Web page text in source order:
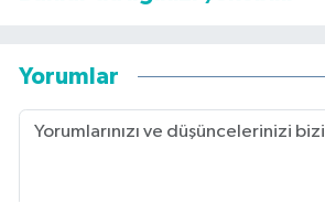
Yorumlar